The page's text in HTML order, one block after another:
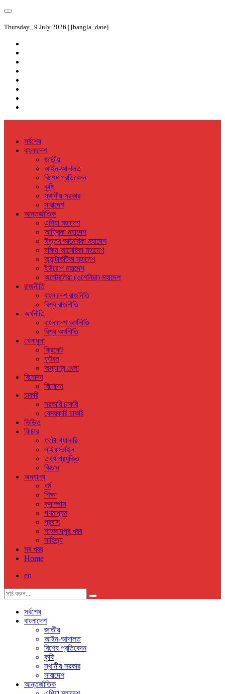
Thursday , 9 July 2026 | [bangla_date]
সর্বশেষ
বাংলাদেশ
জাতীয়
আইন-আদালত
বিশেষ প্রতিবেদন
কৃষি
স্থানীয় সরকার
সারাদেশ
আন্তর্জাতিক
এশিয়া মহাদেশ
আফ্রিকা মহাদেশ
উত্তর আমেরিকা মহাদেশ
দক্ষিন আমেরিকা মহাদেশ
অ্যান্টার্কটিকা মহাদেশ
ইউরোপ মহাদেশ
অস্ট্রেলিয়া (ওশেনিয়া) মহাদেশ
রাজনীতি
বাংলাদেশ রাজনিতি
বিশ্ব রাজনীতি
অর্থনীতি
বাংলাদেশ অর্থনীতি
বিশ্ব অর্থনীতি
খেলাধুলা
ক্রিকেট
ফুটবল
অন্যান্য খেলা
বিনোদন
বিনোদন
চাকরি
সরকারি চাকরি
বেসরকারি চাকরি
ভিডিও
ফিচার
ফটো গ্যালারি
লাইফস্টাইল
তথ্য প্রযুক্তি
বিজ্ঞান
অন্যান্য
ধর্ম
শিক্ষা
ক্যাম্পাস
গণমাধ্যম
প্রবাস
শাহজাদপুর খবর
সাহিত্য
সব খবর
Home
en
সর্বশেষ
বাংলাদেশ
জাতীয়
আইন-আদালত
বিশেষ প্রতিবেদন
কৃষি
স্থানীয় সরকার
সারাদেশ
আন্তর্জাতিক